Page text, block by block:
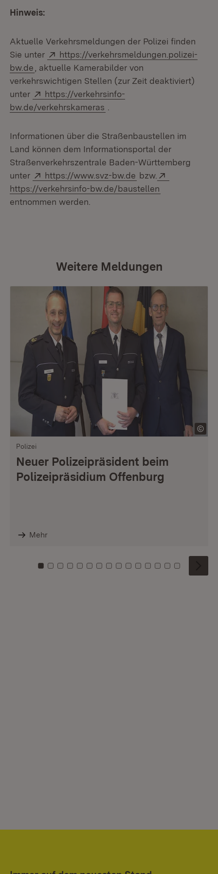
Hinweis:
Aktuelle Verkehrsmeldungen der Polizei finden
Sie unter
Extern:
https://verkehrsmeldungen.polizei-
bw.de (Öffnet in neuem Fenster)
, aktuelle Kamerabilder von
verkehrswichtigen Stellen (zur Zeit deaktiviert)
unter
Extern:
https://verkehrsinfo-
bw.de/verkehrskameras
Informationen über die Straßenbaustellen im
Land können dem Informationsportal der
Straßenverkehrszentrale Baden-Württemberg
unter
Extern:
https://www.svz-bw.de (Öffnet in neuem
bzw.
https://verkehrsinfo-bw.de/baustellen
entnommen werden.
Weitere Meldungen
Polizei
Neuer Polizeipräsident beim
Polizeipräsidium Offenburg
Mehr
Zu Kachel: 0
Zu Kachel: 1
Zu Kachel: 2
Zu Kachel: 3
Zu Kachel: 4
Zu Kachel: 5
Zu Kachel: 6
Zu Kachel: 7
Zu Kachel: 8
Zu Kachel: 9
Zu Kachel: 10
Zu Kachel: 11
Zu Kachel: 12
Zu Kachel:
Zu